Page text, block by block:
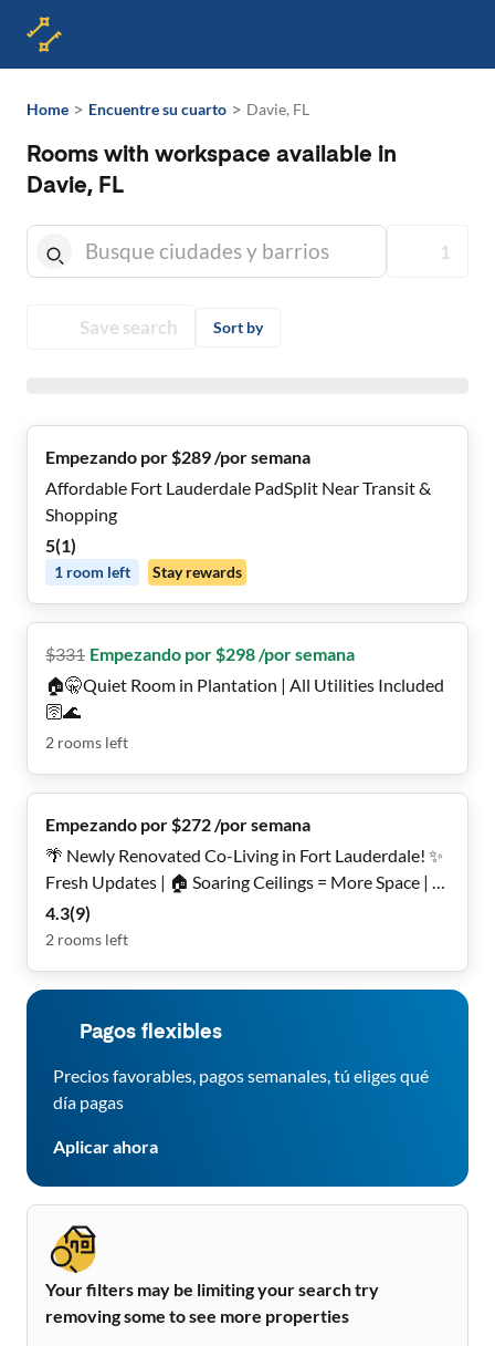
Home > Encuentre su cuarto > Davie, FL
Rooms with workspace available in
Davie, FL
1
Save search Sort by
Empezando por $289 /por semana
Affordable Fort Lauderdale PadSplit Near Transit &
Shopping
5(1)
1 room left Stay rewards
$331 Empezando por $298 /por semana
🏠🤫Quiet Room in Plantation | All Utilities Included
🛜🌊
2 rooms left
Empezando por $272 /por semana
🌴 Newly Renovated Co-Living in Fort Lauderdale! ✨
Fresh Updates | 🏠 Soaring Ceilings = More Space | 🧊
Select Rooms w/ Private Fridge | 💡 All Utilities + Fast
Wi-Fi 🌐 | 🔐 Safe & Quiet | 🚍 Near Transit | ✅ Ready
4.3(9)
2 rooms left
Pagos flexibles
Precios favorables, pagos semanales, tú eliges qué
día pagas
Aplicar ahora
Your filters may be limiting your search try
removing some to see more properties